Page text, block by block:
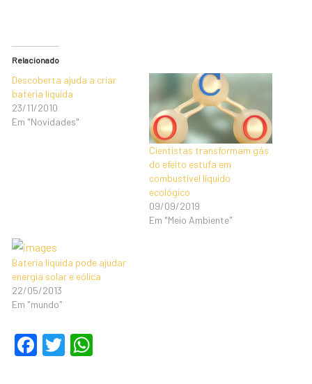
Relacionado
Descoberta ajuda a criar
bateria líquida
23/11/2010
Em "Novidades"
Cientistas transformam gás
do efeito estufa em
combustível líquido
ecológico
09/09/2019
Em "Meio Ambiente"
Bateria líquida pode ajudar
energia solar e eólica
22/05/2013
Em "mundo"
F
T